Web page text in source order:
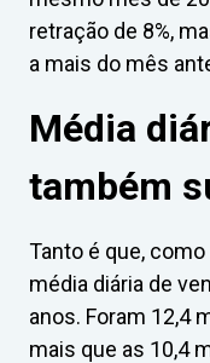
retração de 8%,
a mais do mês
Média
também
Tanto é que,
média diária de
anos. Foram 12,4
mais que as 10,4